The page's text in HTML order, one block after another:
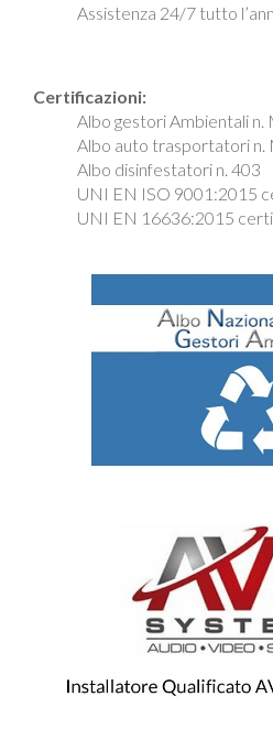
Assistenza 24/7 tutto
Certificazioni:
Albo gestori Ambientali n.
Albo auto trasportatori n.
Albo disinfestatori n. 403
UNI EN ISO 9001:2015
UNI EN 16636:2015